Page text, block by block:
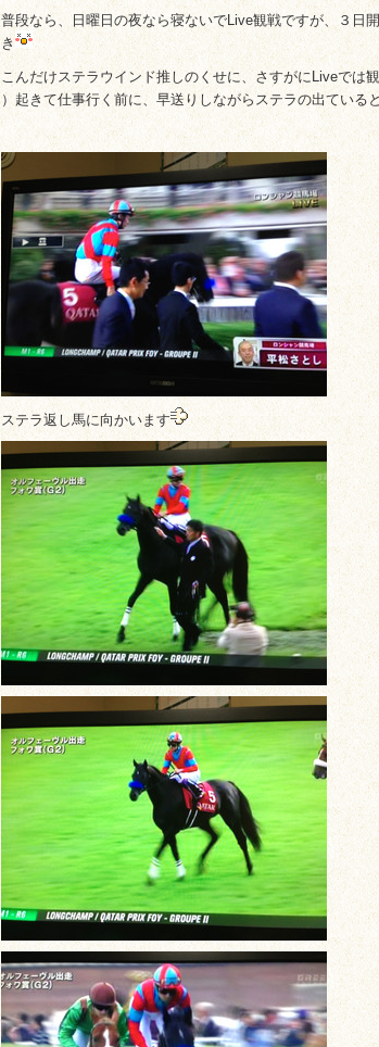
普段なら、日曜日の夜なら寝ないでLive観戦ですが、３日
き
こんだけステラウインド推しのくせに、さすがにLiveでは
）起きて仕事行く前に、早送りしながらステラの出ている
ステラ返し馬に向かいます